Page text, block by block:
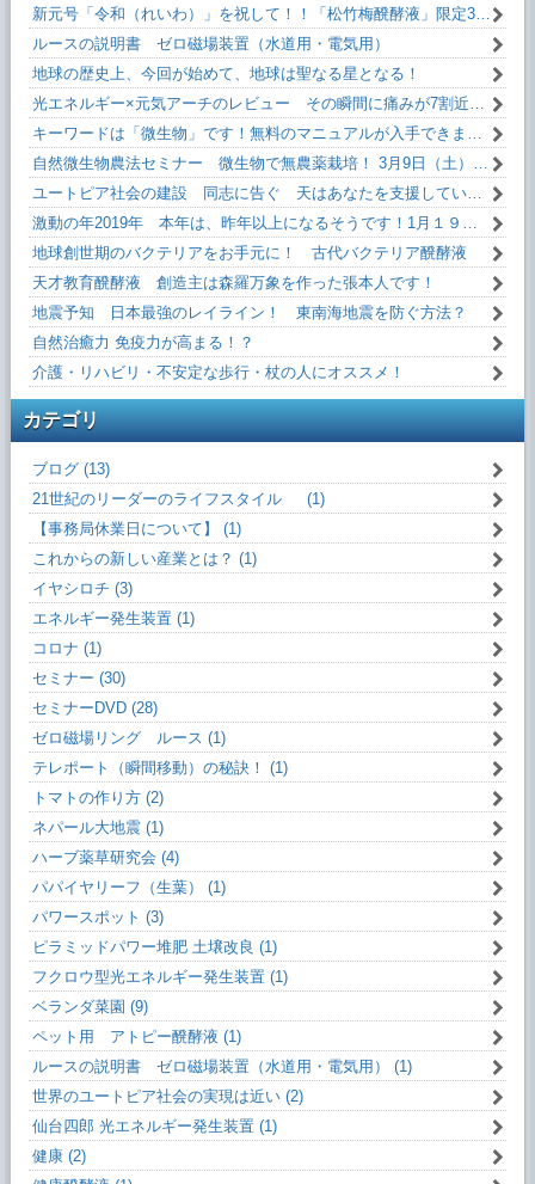
新元号「令和（れいわ）」を祝して！！「松竹梅醗酵液」限定35本。
ルースの説明書 ゼロ磁場装置（水道用・電気用）
地球の歴史上、今回が始めて、地球は聖なる星となる！
光エネルギー×元気アーチのレビュー その瞬間に痛みが7割近く減った！
キーワードは「微生物」です！無料のマニュアルが入手できます。
自然微生物農法セミナー 微生物で無農薬栽培！ 3月9日（土）13:10～
ユートピア社会の建設 同志に告ぐ 天はあなたを支援しています！
激動の年2019年 本年は、昨年以上になるそうです！1月１９日(土)13:10～
地球創世期のバクテリアをお手元に！ 古代バクテリア醗酵液
天才教育醗酵液 創造主は森羅万象を作った張本人です！
地震予知 日本最強のレイライン！ 東南海地震を防ぐ方法？
自然治癒力 免疫力が高まる！？
介護・リハビリ・不安定な歩行・杖の人にオススメ！
カテゴリ
ブログ (13)
21世紀のリーダーのライフスタイル (1)
【事務局休業日について】 (1)
これからの新しい産業とは？ (1)
イヤシロチ (3)
エネルギー発生装置 (1)
コロナ (1)
セミナー (30)
セミナーDVD (28)
ゼロ磁場リング ルース (1)
テレポート（瞬間移動）の秘訣！ (1)
トマトの作り方 (2)
ネパール大地震 (1)
ハーブ薬草研究会 (4)
パパイヤリーフ（生葉） (1)
パワースポット (3)
ピラミッドパワー堆肥 土壌改良 (1)
フクロウ型光エネルギー発生装置 (1)
ベランダ菜園 (9)
ペット用 アトピー醗酵液 (1)
ルースの説明書 ゼロ磁場装置（水道用・電気用） (1)
世界のユートピア社会の実現は近い (2)
仙台四郎 光エネルギー発生装置 (1)
健康 (2)